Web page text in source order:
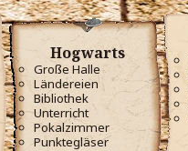
Hogwarts
Große Halle
Ländereien
Bibliothek
Unterricht
Pokalzimmer
Punktegläser